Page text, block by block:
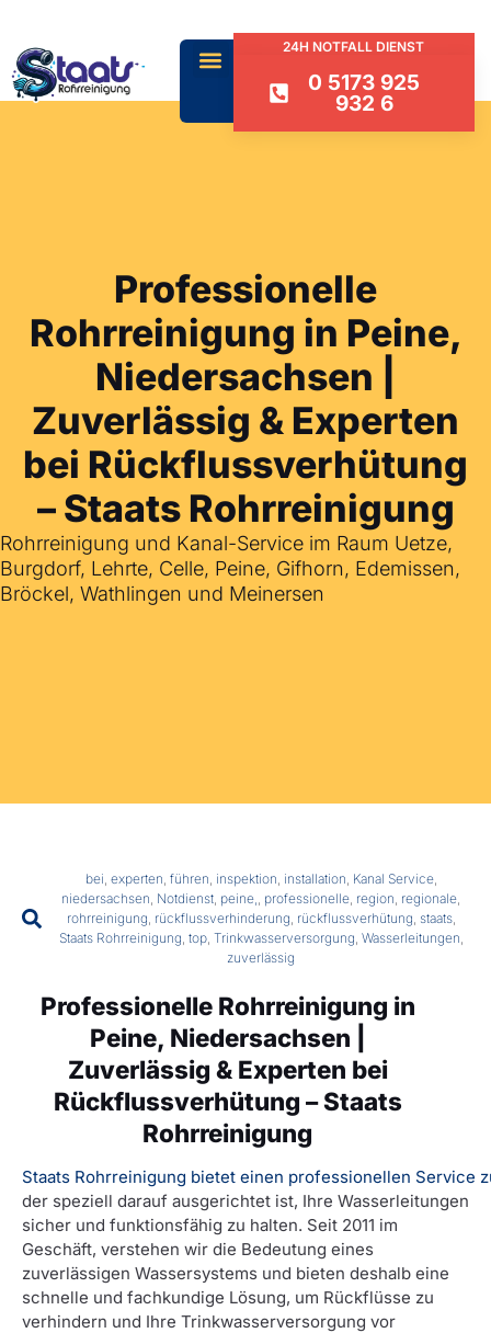
24H NOTFALL DIENST
0 5173 925
932 6
Professionelle
Rohrreinigung in Peine,
Niedersachsen |
Zuverlässig & Experten
bei Rückflussverhütung
– Staats Rohrreinigung
Rohrreinigung und Kanal-Service im Raum Uetze,
Burgdorf, Lehrte, Celle, Peine, Gifhorn, Edemissen,
Bröckel, Wathlingen und Meinersen
bei, experten, führen, inspektion, installation, Kanal Service,
niedersachsen, Notdienst, peine,, professionelle, region, regionale,
rohrreinigung, rückflussverhinderung, rückflussverhütung, staats,
Staats Rohrreinigung, top, Trinkwasserversorgung, Wasserleitungen,
zuverlässig
Professionelle Rohrreinigung in
Peine, Niedersachsen |
Zuverlässig & Experten bei
Rückflussverhütung – Staats
Rohrreinigung
Staats Rohrreinigung bietet einen professionellen Service
der speziell darauf ausgerichtet ist, Ihre Wasserleitungen
sicher und funktionsfähig zu halten. Seit 2011 im
Geschäft, verstehen wir die Bedeutung eines
zuverlässigen Wassersystems und bieten deshalb eine
schnelle und fachkundige Lösung, um Rückflüsse zu
verhindern und Ihre Trinkwasserversorgung vor